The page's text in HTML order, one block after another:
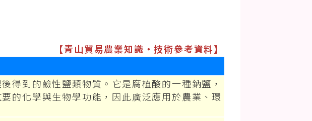
【青山貿易農業知識‧技術參考資料】
得到的鹼性鹽類物質。它是腐植酸的一種鈉鹽，
的化學與生物學功能，因此廣泛應用於農業、環